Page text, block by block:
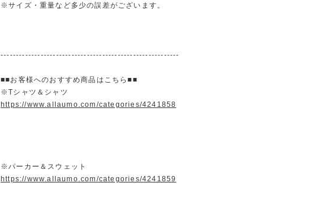
※サイズ・重量など多少の誤差がございます。
----------------------------------------------------------
■■お客様へのおすすめ商品はこちら■■
※Tシャツ＆シャツ
https://www.allaumo.com/categories/4241858
※パーカー＆スウェット
https://www.allaumo.com/categories/4241859